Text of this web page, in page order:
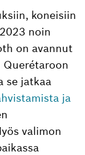
koneisiin
noin
on avannut
se jatkaa
ja
valimon